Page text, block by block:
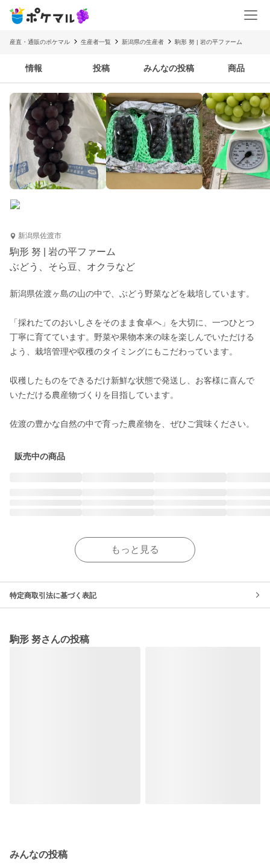
産直・通販のポケマル 生産者一覧 新潟県の生産者 駒形 努 | 岩の平ファーム
情報 投稿 みんなの投稿 商品
新潟県佐渡市
駒形 努 | 岩の平ファーム
ぶどう、そら豆、オクラなど
新潟県佐渡ヶ島の山の中で、ぶどう野菜などを栽培しています。
「採れたてのおいしさをそのまま食卓へ」を大切に、一つひとつ
丁寧に育てています。野菜や果物本来の味を楽しんでいただける
よう、栽培管理や収穫のタイミングにもこだわっています。
収穫したものをできるだけ新鮮な状態で発送し、お客様に喜んで
いただける農産物づくりを目指しています。
佐渡の豊かな自然の中で育った農産物を、ぜひご賞味ください。
販売中の商品
もっと見る
特定商取引法に基づく表記
駒形 努さんの投稿
みんなの投稿